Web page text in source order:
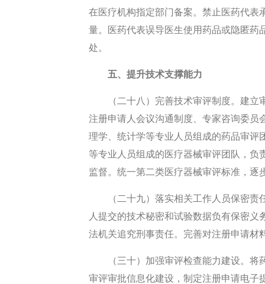
在医疗机构指定部门备案。禁止医药代表
量。医药代表误导医生使用药品或隐匿药
处。
五、提升技术支撑能力
（二十八）完善技术审评制度。建
注册申请人会议沟通制度、专家咨询委员
理学、统计学等专业人员组成的药品审评
等专业人员组成的医疗器械审评团队，
监督。统一第二类医疗器械审评标准，逐
（二十九）落实相关工作人员保密
人提交的技术秘密和试验数据负有保密
法机关追究刑事责任。完善对注册申请材
（三十）加强审评检查能力建设。
审评审批信息化建设，制定注册申请电子